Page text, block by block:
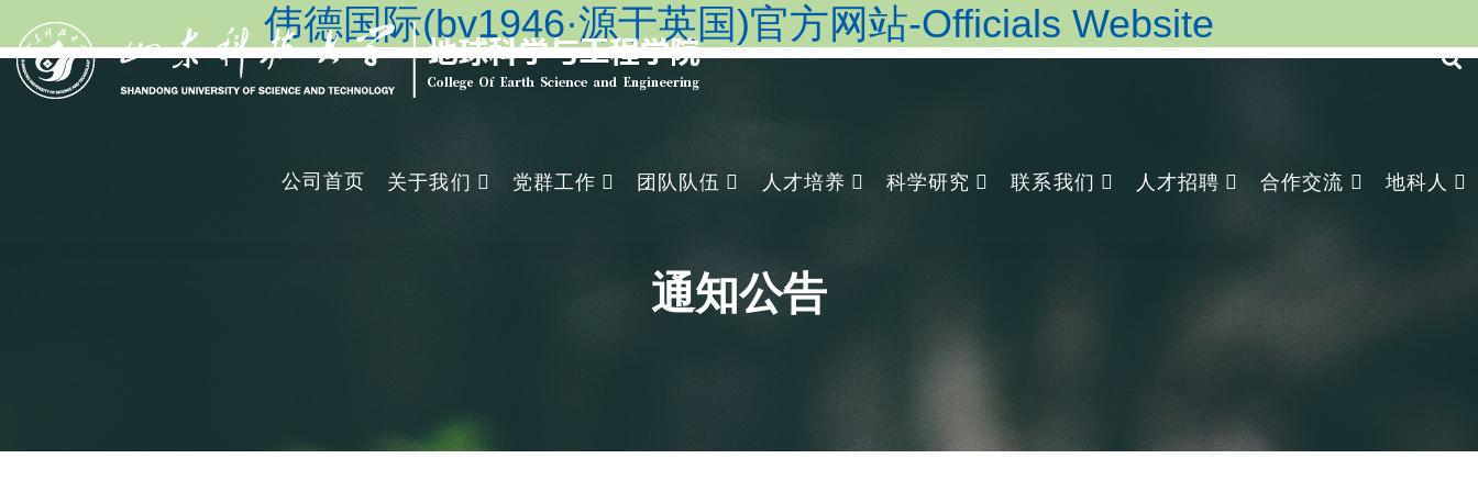
伟德国际(bv1946·源于英国)官方网站-Officials Website
公司首页 关于我们 党群工作 团队队伍 人才培养 科学研究 联系我们 人才招聘 合作交流 地科人
通知公告